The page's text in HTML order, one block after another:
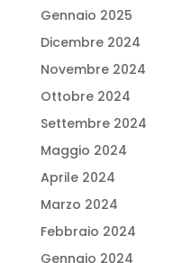
Gennaio 2025
Dicembre 2024
Novembre 2024
Ottobre 2024
Settembre 2024
Maggio 2024
Aprile 2024
Marzo 2024
Febbraio 2024
Gennaio 2024